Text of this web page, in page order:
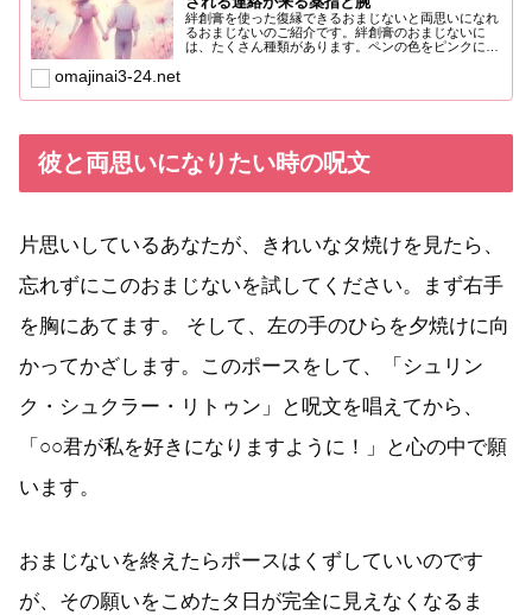
絆創膏を使った復縁できるおまじないと両思いになれ
るおまじないのご紹介です。絆創膏のおまじないに
は、たくさん種類があります。ペンの色をピンクにし
omajinai3-24.net
彼と両思いになりたい時の呪文
片思いしているあなたが、きれいなタ焼けを見たら、
忘れずにこのおまじないを試してください。まず右手
を胸にあてます。 そして、左の手のひらを夕焼けに向
かってかざします。このポースをして、「シュリン
ク・シュクラー・リトゥン」と呪文を唱えてから、
「○○君が私を好きになりますように！」と心の中で願
います。
おまじないを終えたらポースはくずしていいのです
が、その願いをこめたタ日が完全に見えなくなるま